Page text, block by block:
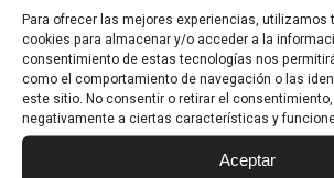
Para ofrecer las mejores experiencias,
cookies para almacenar y/o acceder a la
consentimiento de estas tecnologías nos
como el comportamiento de navegación o las
este sitio. No consentir o retirar el
negativamente a ciertas características y
Aceptar
VERANO EN LA
Centre Cultural La Misericòrdia
Palma, Spain